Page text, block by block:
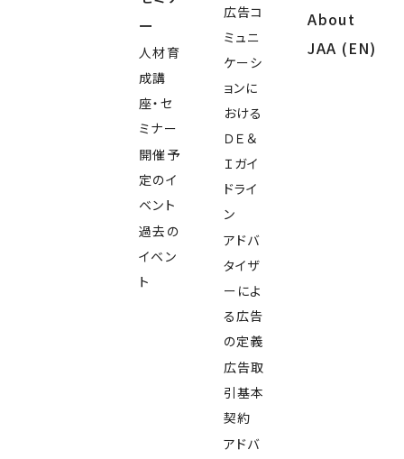
ー
人材育
成講
座・セ
ミナー
開催予
定のイ
ベント
過去の
イベン
ト
広告コ
ミュニ
ケーシ
ョンに
おける
ＤＥ＆
Ｉガイ
ドライ
ン
アドバ
タイザ
ーによ
る広告
の定義
広告取
引基本
契約
アドバ
About
JAA (EN)